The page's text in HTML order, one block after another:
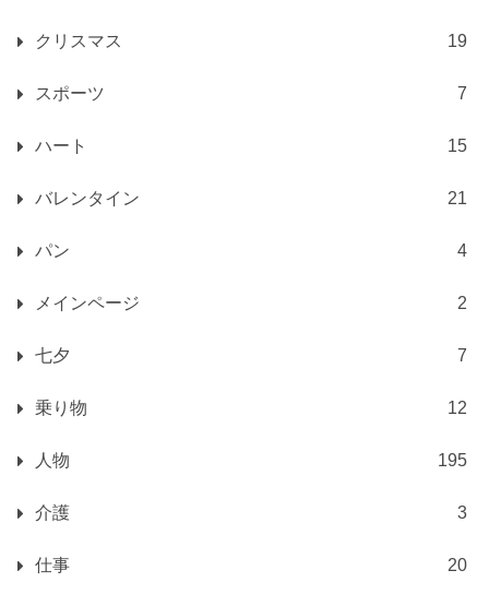
クリスマス 19
スポーツ 7
ハート 15
バレンタイン 21
パン 4
メインページ 2
七夕 7
乗り物 12
人物 195
介護 3
仕事 20